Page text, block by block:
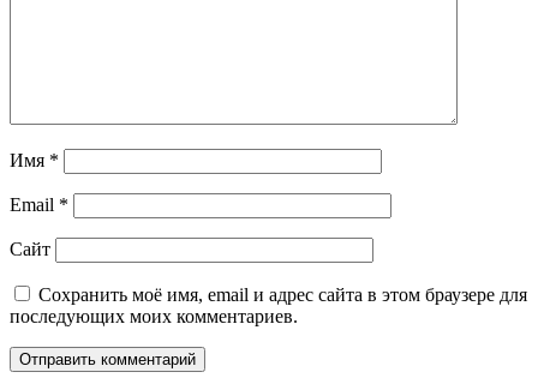
Имя *
Email *
Сайт
Сохранить моё имя, email и адрес сайта в этом браузере для
последующих моих комментариев.